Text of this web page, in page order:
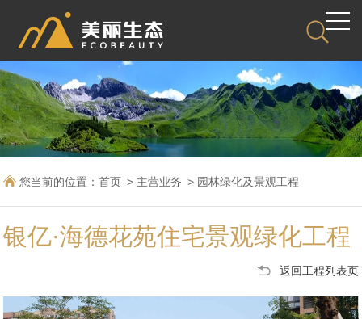
您当前的位置：首页 主营业务 园林绿化及景观工程
银亿·海德花苑住宅景观绿化工程
返回工程列表页